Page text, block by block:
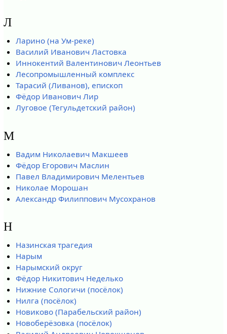
Л
Ларино (на Ум-реке)
Василий Иванович Ластовка
Иннокентий Валентинович Леонтьев
Лесопромышленный комплекс
Тарасий (Ливанов), епископ
Фёдор Иванович Лир
Луговое (Тегульдетский район)
М
Вадим Николаевич Макшеев
Фёдор Егорович Маслин
Павел Владимирович Мелентьев
Николае Морошан
Александр Филиппович Мусохранов
Н
Назинская трагедия
Нарым
Нарымский округ
Фёдор Никитович Неделько
Нижние Сологичи (посёлок)
Нилга (посёлок)
Новиково (Парабельский район)
Новоберёзовка (посёлок)